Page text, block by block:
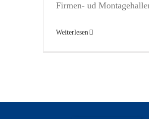
Firmen- ud
Weiterlesen